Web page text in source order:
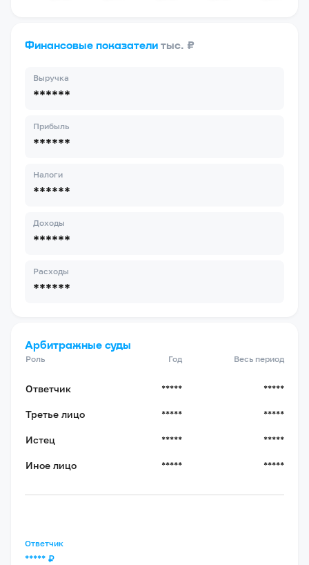
Финансовые показатели тыс. ₽
Выручка
******
Прибыль
******
Налоги
******
Доходы
******
Расходы
******
Арбитражные суды
Роль Год Весь период
Ответчик ***** *****
Третье лицо ***** *****
Истец ***** *****
Иное лицо ***** *****
Ответчик
***** ₽